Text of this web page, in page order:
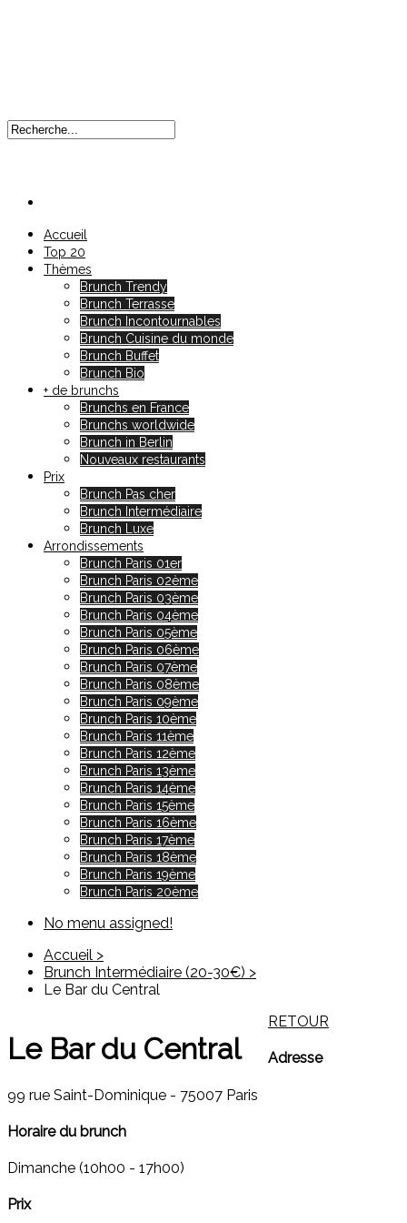
Accueil
Top 20
Thèmes
Brunch Trendy
Brunch Terrasse
Brunch Incontournables
Brunch Cuisine du monde
Brunch Buffet
Brunch Bio
+ de brunchs
Brunchs en France
Brunchs worldwide
Brunch in Berlin
Nouveaux restaurants
Prix
Brunch Pas cher
Brunch Intermédiaire
Brunch Luxe
Arrondissements
Brunch Paris 01er
Brunch Paris 02ème
Brunch Paris 03ème
Brunch Paris 04ème
Brunch Paris 05ème
Brunch Paris 06ème
Brunch Paris 07ème
Brunch Paris 08ème
Brunch Paris 09ème
Brunch Paris 10ème
Brunch Paris 11ème
Brunch Paris 12ème
Brunch Paris 13ème
Brunch Paris 14ème
Brunch Paris 15ème
Brunch Paris 16ème
Brunch Paris 17ème
Brunch Paris 18ème
Brunch Paris 19ème
Brunch Paris 20ème
No menu assigned!
Accueil >
Brunch Intermédiaire (20-30€) >
Le Bar du Central
Le Bar du Central
RETOUR
Adresse
99 rue Saint-Dominique - 75007 Paris
Horaire du brunch
Dimanche (10h00 - 17h00)
Prix